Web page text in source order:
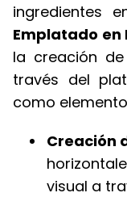
ingredientes
Emplatado en
la creación
través del
como
Creación
visual a